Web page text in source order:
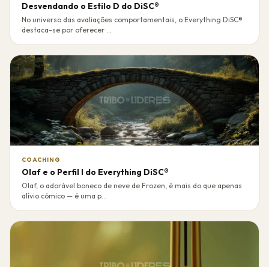
Desvendando o Estilo D do DiSC®
No universo das avaliações comportamentais, o Everything DiSC®
destaca-se por oferecer ...
COACHING
Olaf e o Perfil I do Everything DiSC®
Olaf, o adorável boneco de neve de Frozen, é mais do que apenas
alívio cómico — é uma p...